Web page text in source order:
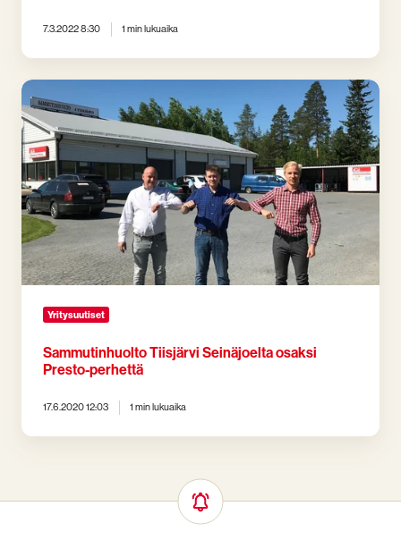
7.3.2022 8:30 1 min lukuaika
Sammutinhuolto
Tiisjärvi
Seinäjoelta
osaksi
Presto-
perhettä
Yritysuutiset
Sammutinhuolto Tiisjärvi Seinäjoelta osaksi
Presto-perhettä
17.6.2020 12:03 1 min lukuaika